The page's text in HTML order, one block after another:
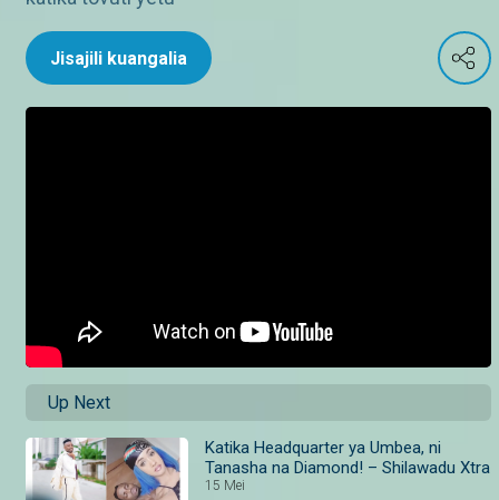
Jisajili kuangalia
Up Next
Katika Headquarter ya Umbea, ni
Tanasha na Diamond! – Shilawadu Xtra
15 Mei